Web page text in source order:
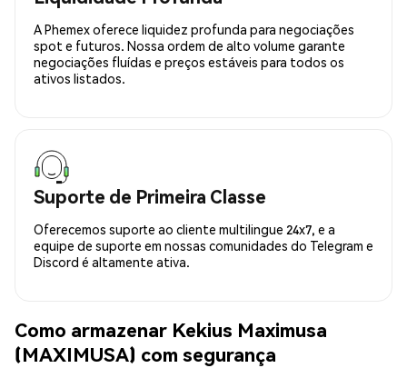
A Phemex oferece liquidez profunda para negociações
spot e futuros. Nossa ordem de alto volume garante
negociações fluídas e preços estáveis para todos os
ativos listados.
Suporte de Primeira Classe
Oferecemos suporte ao cliente multilingue 24x7, e a
equipe de suporte em nossas comunidades do Telegram e
Discord é altamente ativa.
Como armazenar Kekius Maximusa
(MAXIMUSA) com segurança